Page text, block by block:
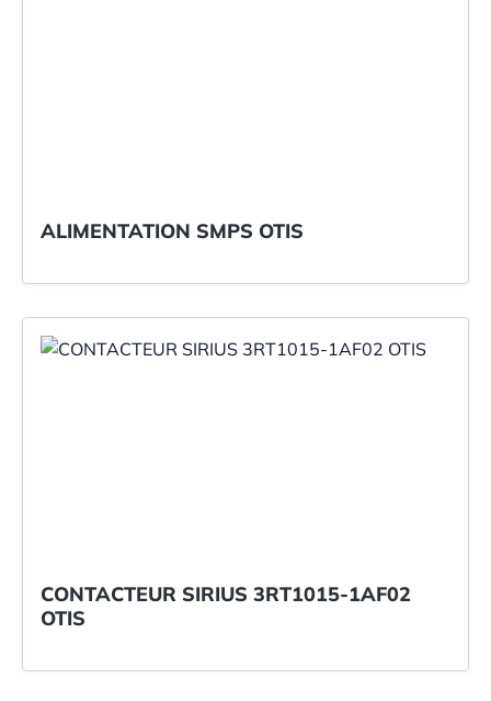
ALIMENTATION SMPS OTIS
CONTACTEUR SIRIUS 3RT1015-1AF02
OTIS